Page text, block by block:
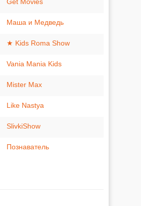
Get Movies
Маша и Медведь
★ Kids Roma Show
Vania Mania Kids
Mister Max
Like Nastya
SlivkiShow
Познаватель